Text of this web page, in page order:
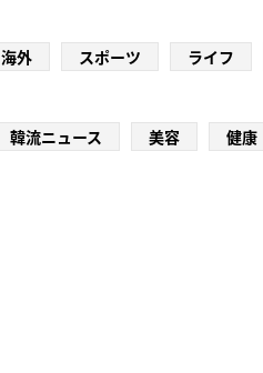
海外 スポーツ ライフ
韓流ニュース 美容 健康